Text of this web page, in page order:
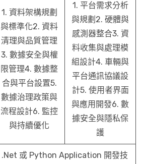
1. 資料架構規劃
與標準化2. 資料
清理與品質管理
3. 數據安全與權
限管理4. 數據整
合與平台設置5.
數據治理政策與
流程設計6. 監控
與持續優化
1. 平台需求分析
與規劃2. 硬體與
感測器整合3. 資
料收集與處理模
組設計4. 車輛與
平台通訊協議設
計5. 使用者界面
與應用開發6. 數
據安全與隱私保
護
.Net 或 Python Application 開發技